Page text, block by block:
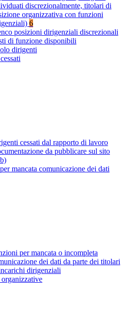
discrezionalmente, titolari di
organizzativa con funzioni
6
posizioni dirigenziali discrezionali
di funzione disponibili
dirigenti
cessati dal rapporto di lavoro
da pubblicare sul sito
mancata comunicazione dei dati
per mancata o incompleta
dei dati da parte dei titolari
dirigenziali